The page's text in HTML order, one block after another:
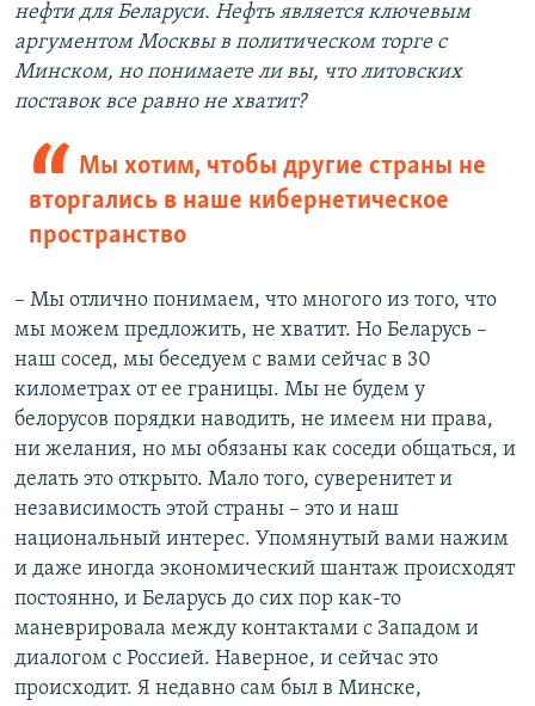
нефти для Беларуси. Нефть является ключевым
аргументом Москвы в политическом торге с
Минском, но понимаете ли вы, что литовских
поставок все равно не хватит?
Мы хотим, чтобы другие страны не
вторгались в наше кибернетическое
пространство
– Мы отлично понимаем, что многого из того, что
мы можем предложить, не хватит. Но Беларусь –
наш сосед, мы беседуем с вами сейчас в 30
километрах от ее границы. Мы не будем у
белорусов порядки наводить, не имеем ни права,
ни желания, но мы обязаны как соседи общаться, и
делать это открыто. Мало того, суверенитет и
независимость этой страны – это и наш
национальный интерес. Упомянутый вами нажим
и даже иногда экономический шантаж происходят
постоянно, и Беларусь до сих пор как-то
маневрировала между контактами с Западом и
диалогом с Россией. Наверное, и сейчас это
происходит. Я недавно сам был в Минске,